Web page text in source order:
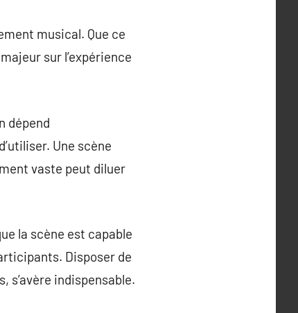
musical. Que ce
sur l’expérience
dépend
Une scène
vaste peut diluer
la scène est capable
Disposer de
indispensable.